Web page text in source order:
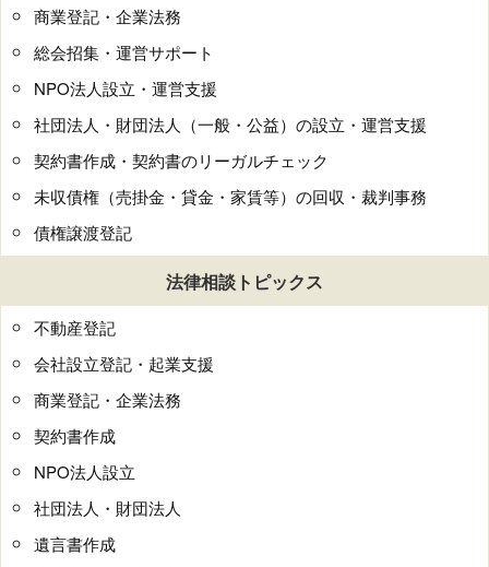
商業登記・企業法務
総会招集・運営サポート
NPO法人設立・運営支援
社団法人・財団法人（一般・公益）の設立・運営支援
契約書作成・契約書のリーガルチェック
未収債権（売掛金・貸金・家賃等）の回収・裁判事務
債権譲渡登記
法律相談トピックス
不動産登記
会社設立登記・起業支援
商業登記・企業法務
契約書作成
NPO法人設立
社団法人・財団法人
遺言書作成